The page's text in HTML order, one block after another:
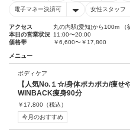
電子マネー決済可 女性スタッフ
アクセス
丸の内駅(愛知)から100m （
本日の営業状況 11:00〜20:00
価格帯
￥6,600〜￥17,800
メニュー
ボディケア
【人気No.１☆/身体ポカポカ/痩せ
WINBACK痩身90分
￥ 17,800 （税込）
今月のおすすめ